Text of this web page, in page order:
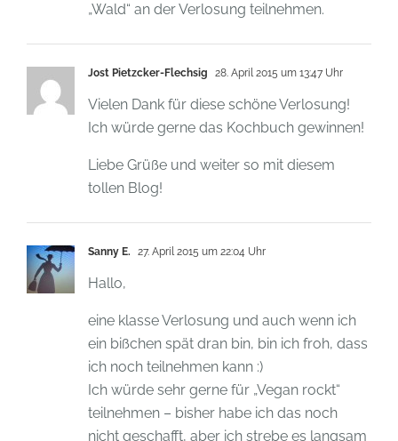
„Wald“ an der Verlosung teilnehmen.
Jost Pietzcker-Flechsig 28. April 2015 um 13:47 Uhr
Vielen Dank für diese schöne Verlosung!
Ich würde gerne das Kochbuch gewinnen!
Liebe Grüße und weiter so mit diesem
tollen Blog!
Sanny E. 27. April 2015 um 22:04 Uhr
Hallo,
eine klasse Verlosung und auch wenn ich
ein bißchen spät dran bin, bin ich froh, dass
ich noch teilnehmen kann :)
Ich würde sehr gerne für „Vegan rockt“
teilnehmen – bisher habe ich das noch
nicht geschafft, aber ich strebe es langsam